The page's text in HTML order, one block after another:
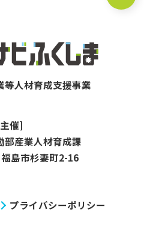
催]
部産業人材育成課
島市杉妻町2-16
プライバシーポリシー